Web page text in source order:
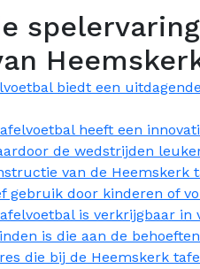
biedt een
heeft een
de wedstrijden
van de Heemskerk
gebruik door kinderen of
is verkrijgbaar
is die aan de
die bij de Heemskerk